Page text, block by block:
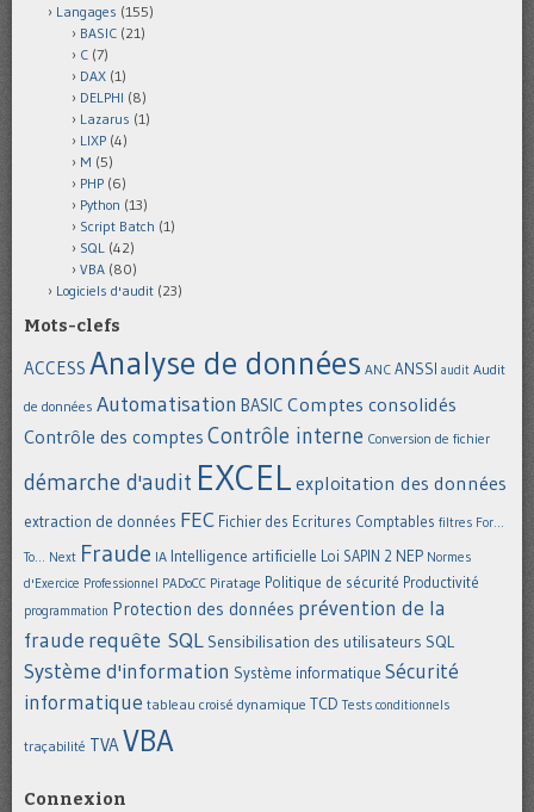
Langages (155)
BASIC (21)
C (7)
DAX (1)
DELPHI (8)
Lazarus (1)
LIXP (4)
M (5)
PHP (6)
Python (13)
Script Batch (1)
SQL (42)
VBA (80)
Logiciels d'audit (23)
Mots-clefs
ACCESS Analyse de données ANC ANSSI audit Audit
de données Automatisation BASIC Comptes consolidés
Contrôle des comptes Contrôle interne Conversion de fichier
démarche d'audit EXCEL exploitation des données
extraction de données FEC Fichier des Ecritures Comptables filtres For...
To... Next Fraude IA Intelligence artificielle Loi SAPIN 2 NEP Normes
d'Exercice Professionnel PADoCC Piratage Politique de sécurité Productivité
programmation Protection des données prévention de la
fraude requête SQL Sensibilisation des utilisateurs SQL
Système d'information Système informatique Sécurité
informatique tableau croisé dynamique TCD Tests conditionnels
traçabilité TVAVBA
Connexion